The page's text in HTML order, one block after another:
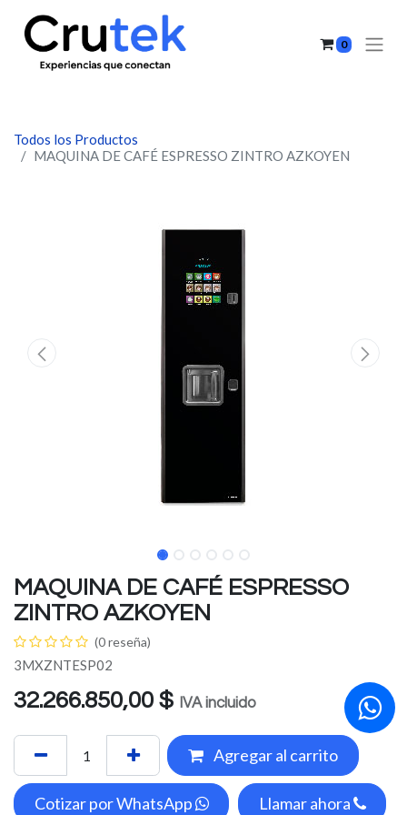
0
Todos los Productos
MAQUINA DE CAFÉ ESPRESSO ZINTRO AZKOYEN
MAQUINA DE CAFÉ ESPRESSO
ZINTRO AZKOYEN
(0 reseña)
3MXZNTESP02
32.266.850,00 $ IVA incluido
Agregar al carrito
Cotizar por WhatsApp Llamar ahora